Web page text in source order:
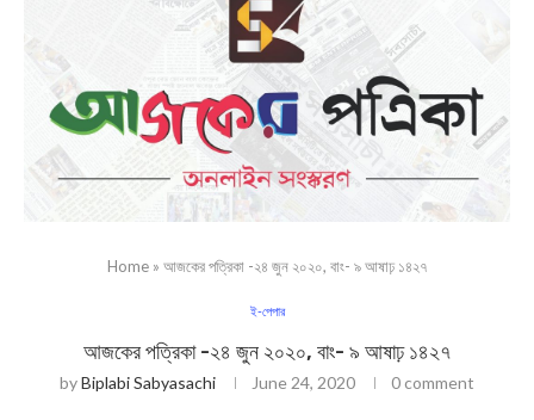
Home» আজকের পত্রিকা -২৪ জুন ২০২০, বাং- ৯ আষাঢ় ১৪২৭
ই-পেপার
আজকের পত্রিকা -২৪ জুন ২০২০, বাং- ৯ আষাঢ় ১৪২৭
byBiplabi Sabyasachi June 24, 2020 0 comment